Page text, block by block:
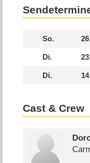
So.
Di.
Di.
Cast & Crew